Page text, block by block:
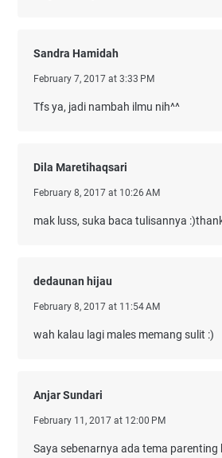
Sandra Hamidah
February 7, 2017 at 3:33 PM
Tfs ya, jadi nambah ilmu nih^^
Dila Maretihaqsari
February 8, 2017 at 10:26 AM
mak luss, suka baca tulisannya
dedaunan hijau
February 8, 2017 at 11:54 AM
wah kalau lagi males memang sulit :)
Anjar Sundari
February 11, 2017 at 12:00 PM
Saya sebenarnya ada tema